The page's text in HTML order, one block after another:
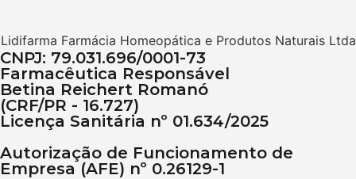
Lidifarma Farmácia Homeopática e Produtos Naturais Ltda
CNPJ: 79.031.696/0001-73
Farmacêutica Responsável
Betina Reichert Romanó
(CRF/PR - 16.727)
Licença Sanitária nº 01.634/2025
Autorização de Funcionamento de
Empresa (AFE) nº 0.26129-1